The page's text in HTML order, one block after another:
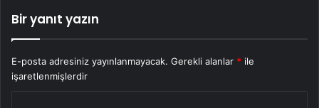
Bir yanıt yazın
E-posta adresiniz yayınlanmayacak. Gerekli alanlar * ile
işaretlenmişlerdir